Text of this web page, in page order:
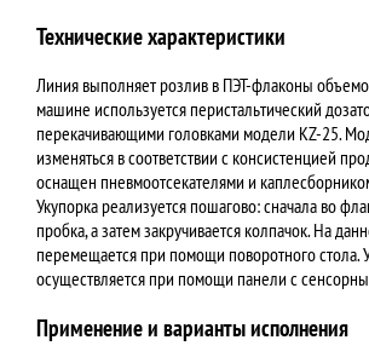
Технические характеристики
Линия выполняет розлив в ПЭТ-флаконы
машине используется перистальтический
перекачивающими головками модели KZ-25.
изменяться в соответствии с консистенцией
оснащен пневмоотсекателями и
Укупорка реализуется пошагово: сначала во
пробка, а затем закручивается колпачок. На
перемещается при помощи поворотного стола.
осуществляется при помощи панели с
Применение и варианты исполнения